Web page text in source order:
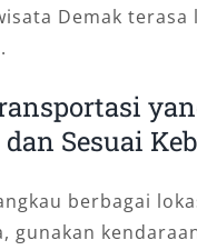
Demak
Sesuai
berbagai
gunakan